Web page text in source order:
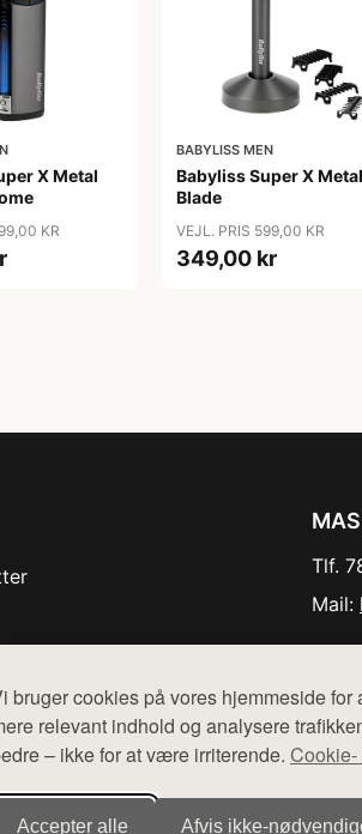
bruger cookies på vores hjemmeside
relevant indhold og analysere
– ikke for at være irriterende.
Accepter alle Afvis
X Metal
KR
BABYLISS MEN
Babyliss Super X
Blade
VEJL. PRIS 599,00 KR
349,00 kr
Tlf.
Mail:
webshops. Der sælges ikke varer fra